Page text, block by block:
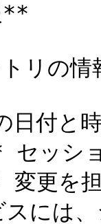
**
リの
付と
ッシ
更を担
には